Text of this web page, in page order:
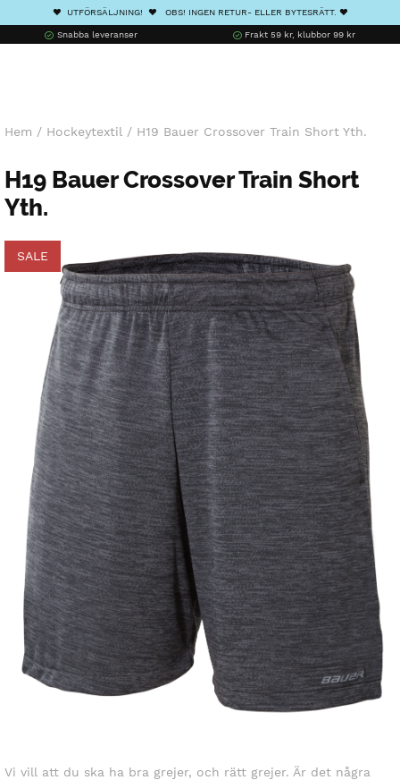
❤️ UTFÖRSÄLJNING! ❤️ OBS! INGEN RETUR- ELLER BYTESRÄTT. ❤️
Snabba leveranser Frakt 59 kr, klubbor 99 kr
Hem / Hockeytextil / H19 Bauer Crossover Train Short Yth.
H19 Bauer Crossover Train Short
Yth.
SALE
Vi vill att du ska ha bra grejer, och rätt grejer. Är det några